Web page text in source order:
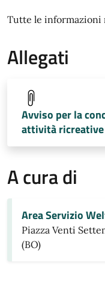
Tutte le informazioni
Allegati
Avviso per la
attività ricreative
A cura di
Area Servizio
Piazza Venti
(BO)